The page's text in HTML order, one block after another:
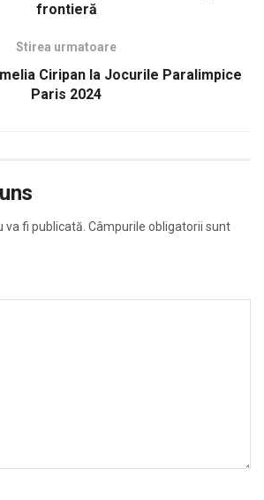
frontieră
Stirea urmatoare
Ciripan la Jocurile Paralimpice
Paris 2024
va fi publicată. Câmpurile obligatorii sunt